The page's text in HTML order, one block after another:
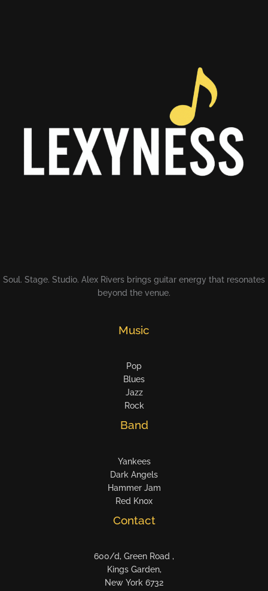
Soul. Stage. Studio. Alex Rivers brings guitar energy that resonates
beyond the venue.
Music
Pop
Blues
Jazz
Rock
Band
Yankees
Dark Angels
Hammer Jam
Red Knox
Contact
600/d, Green Road ,
Kings Garden,
New York 6732